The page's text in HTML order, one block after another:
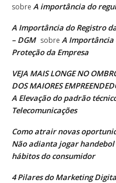
sobre A importância do
A Importância do Registro
– DGM sobre A Importância
Proteção da Empresa
VEJA MAIS LONGE NO
DOS MAIORES
A Elevação do padrão
Telecomunicações
Como atrair novas
Não adianta jogar handebol
hábitos do consumidor
4 Pilares do Marketing